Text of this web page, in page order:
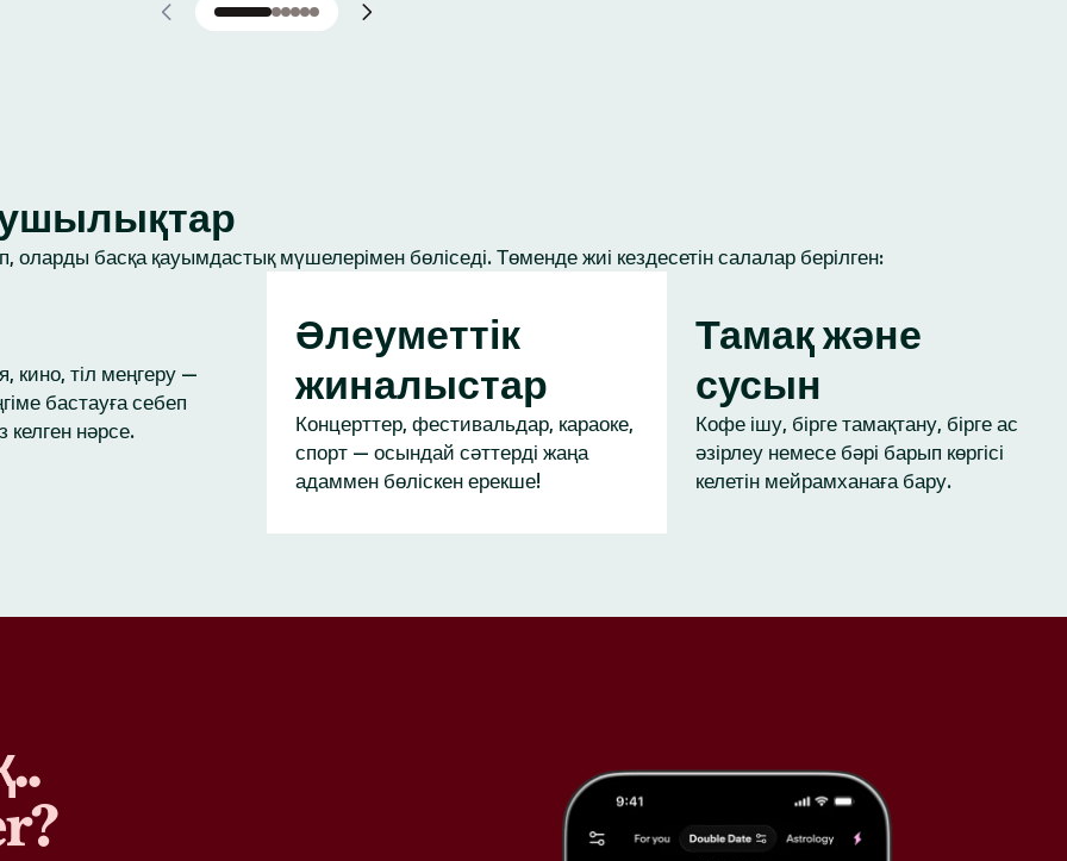
басқа қауымдастық мүшелерімен бөліседі. Төменде жиі кездесетін салалар берілген:
кино, тіл меңгеру —
бастауға себеп
келген нәрсе.
Әлеуметтік
жиналыстар
Концерттер, фестивальдар, караоке,
спорт — осындай сәттерді жаңа
адаммен бөліскен ерекше!
Тамақ және
сусын
Кофе ішу, бірге тамақтану, бірге ас
әзірлеу немесе бәрі барып көргісі
келетін мейрамханаға бару.